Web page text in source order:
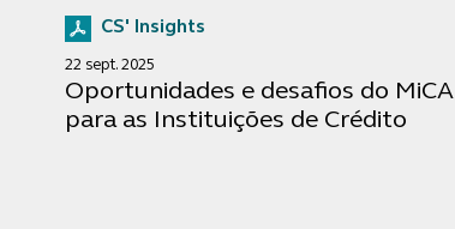
CS' Insights
22 sept. 2025
Oportunidades e desafios do MiCA
para as Instituições de Crédito